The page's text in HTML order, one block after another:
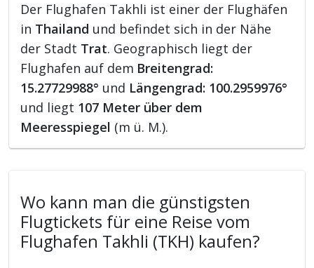
Der Flughafen Takhli ist einer der Flughäfen
in Thailand und befindet sich in der Nähe
der Stadt Trat. Geographisch liegt der
Flughafen auf dem Breitengrad:
15.27729988° und Längengrad: 100.2959976°
und liegt 107 Meter über dem
Meeresspiegel (m ü. M.).
Wo kann man die günstigsten
Flugtickets für eine Reise vom
Flughafen Takhli (TKH) kaufen?